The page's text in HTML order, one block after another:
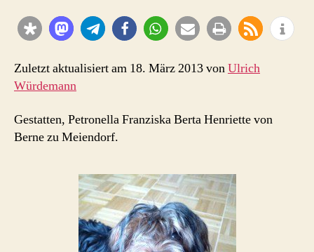
die
Neue
Zuletzt aktualisiert am 18. März 2013 vonUlrich
Würdemann
Gestatten, Petronella Franziska Berta Henriette von
Berne zu Meiendorf.